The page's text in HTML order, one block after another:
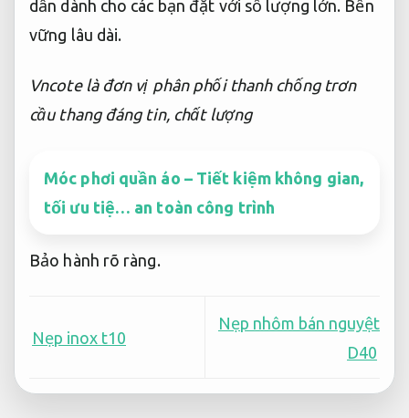
dẫn dành cho các bạn đặt với số lượng lớn. Bền
vững lâu dài.
Vncote là đơn vị phân phối thanh chống trơn
cầu thang đáng tin, chất lượng
Móc phơi quần áo – Tiết kiệm không gian,
tối ưu tiệ… an toàn công trình
Bảo hành rõ ràng.
Nẹp inox t10
Nẹp nhôm bán nguyệt
D40